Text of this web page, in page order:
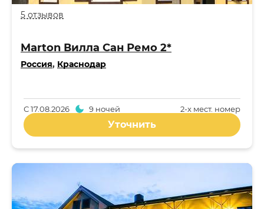
5 отзывов
Marton Вилла Сан Ремо 2*
Россия, Краснодар
2-x мест. номер
С17.08.2026 9 ночей
Уточнить